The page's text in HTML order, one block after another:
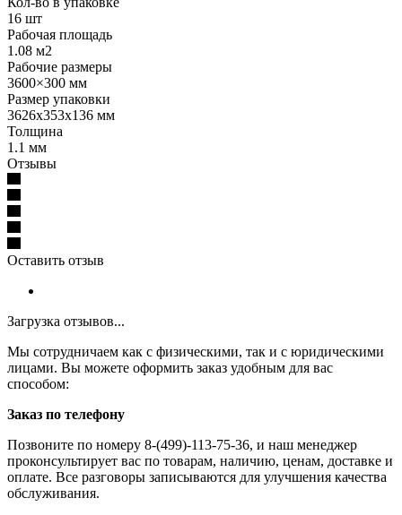
16 шт
Рабочая площадь
1.08 м2
Рабочие размеры
3600×300 мм
Размер упаковки
3626х353х136 мм
Толщина
1.1 мм
Отзывы
Оставить отзыв
Загрузка отзывов...
Мы сотрудничаем как с физическими, так и с юридическими
лицами. Вы можете оформить заказ удобным для вас
способом:
Заказ по телефону
Позвоните по номеру 8-(499)-113-75-36, и наш менеджер
проконсультирует вас по товарам, наличию, ценам, доставке и
оплате. Все разговоры записываются для улучшения качества
обслуживания.